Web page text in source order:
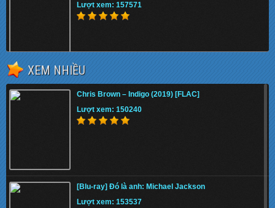
Lượt xem: 157571
AsiaCD392: The Best Of Đặng Thế Luân – 6
Tháng Quân Trường
Lượt xem: 136173
Hãng Phim Trẻ : Phương Thanh – Chanh Bolero –
Vol.1
Lượt xem: 148582
XEM NHIỀU
Chris Brown – Indigo (2019) [FLAC]
Lượt xem: 150240
[Blu-ray] Đó là anh: Michael Jackson
Lượt xem: 153537